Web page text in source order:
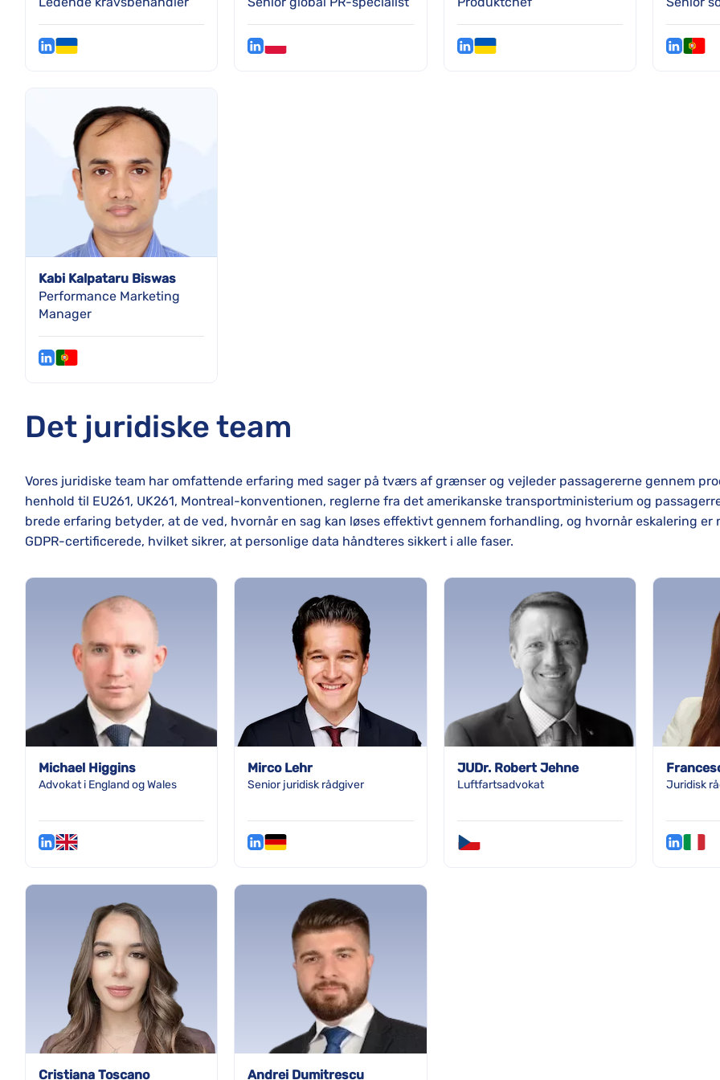
Kabi Kalpataru Biswas
Performance Marketing
Manager
Det juridiske team
Vores juridiske team har omfattende erfaring med sager på tværs af grænser og vejleder passagererne gennem
henhold til EU261, UK261, Montreal-konventionen, reglerne fra det amerikanske transportministerium og
brede erfaring betyder, at de ved, hvornår en sag kan løses effektivt gennem forhandling, og hvornår eskalering
GDPR-certificerede, hvilket sikrer, at personlige data håndteres sikkert i alle faser.
Michael Higgins
Advokat i England og Wales
Mirco Lehr
Senior juridisk rådgiver
JUDr. Robert Jehne
Luftfartsadvokat Juridisk
Cristiana Toscano Andrei Dumitrescu